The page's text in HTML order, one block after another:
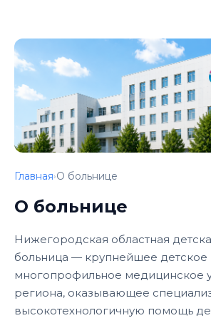
Главная›О больнице
О больнице
Нижегородская областная
больница — крупнейшее детское
многопрофильное медицинское
региона, оказывающее
высокотехнологичную помощь